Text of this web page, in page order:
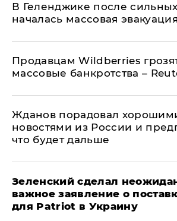
В Геленджике после
началась массовая эвакуация
Продавцам Wildberries
массовые банкротства –
Жданов порадовал
новостями из России и
что будет дальше
Зеленский сделал
важное заявление о
для Patriot в Украину